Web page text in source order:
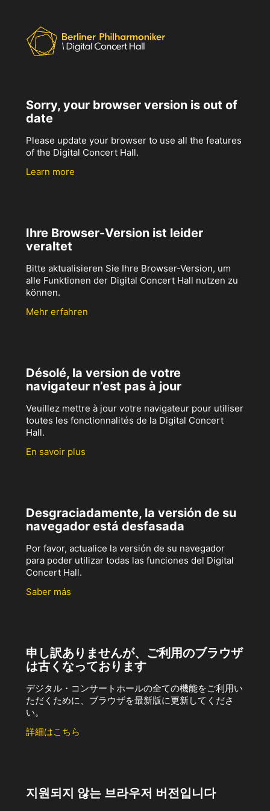
Sorry, your browser version is out of
date
Please update your browser to use all the features
of the Digital Concert Hall.
Learn more
Ihre Browser-Version ist leider
veraltet
Bitte aktualisieren Sie Ihre Browser-Version, um
alle Funktionen der Digital Concert Hall nutzen zu
können.
Mehr erfahren
Désolé, la version de votre
navigateur n’est pas à jour
Veuillez mettre à jour votre navigateur pour utiliser
toutes les fonctionnalités de la Digital Concert
Hall.
En savoir plus
Desgraciadamente, la versión de su
navegador está desfasada
Por favor, actualice la versión de su navegador
para poder utilizar todas las funciones del Digital
Concert Hall.
Saber más
申し訳ありませんが、ご利用のブラウザ
は古くなっております
デジタル・コンサートホールの全ての機能をご利用い
ただくために、ブラウザを最新版に更新してくださ
い。
詳細はこちら
지원되지 않는 브라우저 버전입니다